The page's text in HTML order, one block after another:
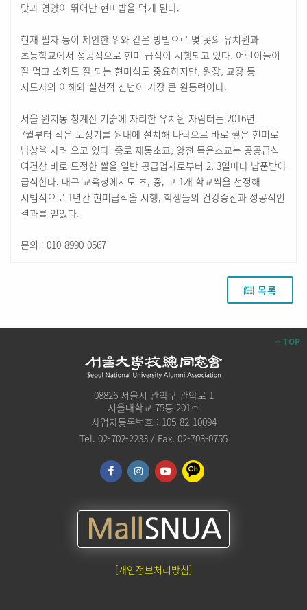
맛과 영양이 뛰어난 현미밥을 먹게 된다.
현재 필자 등이 제안한 위와 같은 방법으로 몇 곳의 유치원과
초등학교에서 성공적으로 현미 급식이 시행되고 있다. 어린이들이
잘 먹고 소화도 잘 되는 현미식도 중요하지만, 원장, 교장 등
지도자의 이해와 실천적 신념이 가장 큰 원동력이다.
서울 원지동 청계산 기슭에 자리한 유치원 자람터는 2016년
7월부터 작은 도정기를 원내에 설치해 나락으로 바로 찧은 현미로
밥상을 차려 오고 있다. 종로 재동초교, 양천 목운초교는 공공급식
여건상 바로 도정한 쌀을 일반 공급업자로부터 2, 3일마다 납품받아
급식한다. 대구 교육청에서도 초, 중, 고 1개 학교씩을 선정해
시범적으로 1년간 현미급식을 시행, 학생들의 건강증진과 성공적인
결과를 얻었다.
문의 : 010-8990-0567
목록
TOP
08826 서울시 관악구 관악로 1
서울대학교 75동 201호
사업자등록번호 : 105-82-10094
Tel. 02-702-2233 / Fax. 02-703-0755
[개인정보처리방침]